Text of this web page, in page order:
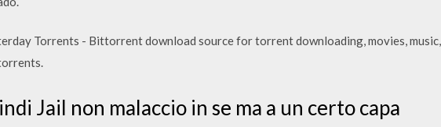
Torrents - Bittorrent download source for torrent downloading, movies, music,
Jail non malaccio in se ma a un certo capa